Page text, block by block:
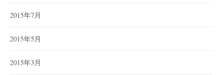
2015年7月
2015年5月
2015年3月